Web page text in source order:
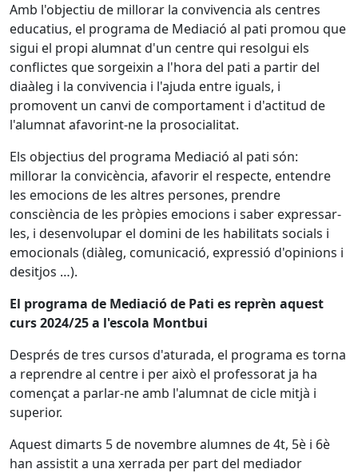
Amb l'objectiu de millorar la convivencia als centres
educatius, el programa de Mediació al pati promou que
sigui el propi alumnat d'un centre qui resolgui els
conflictes que sorgeixin a l'hora del pati a partir del
diaàleg i la convivencia i l'ajuda entre iguals, i
promovent un canvi de comportament i d'actitud de
l'alumnat afavorint-ne la prosocialitat.
Els objectius del programa Mediació al pati són:
millorar la convicència, afavorir el respecte, entendre
les emocions de les altres persones, prendre
consciència de les pròpies emocions i saber expressar-
les, i desenvolupar el domini de les habilitats socials i
emocionals (diàleg, comunicació, expressió d'opinions i
desitjos …).
El programa de Mediació de Pati es reprèn aquest
curs 2024/25 a l'escola Montbui
Després de tres cursos d'aturada, el programa es torna
a reprendre al centre i per això el professorat ja ha
començat a parlar-ne amb l'alumnat de cicle mitjà i
superior.
Aquest dimarts 5 de novembre alumnes de 4t, 5è i 6è
han assistit a una xerrada per part del mediador